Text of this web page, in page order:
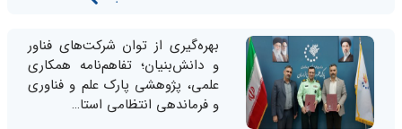
بهره‌گیری از توان شرکت‌های فناور
و دانش‌بنیان؛ تفاهم‌نامه همکاری
علمی، پژوهشی پارک علم و فناوری
و فرماندهی انتظامی استا…